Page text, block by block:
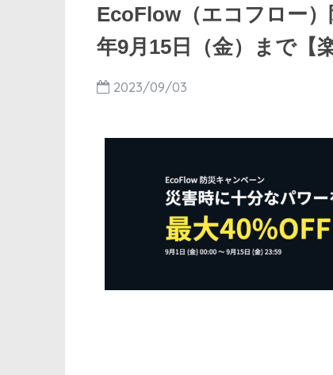
EcoFlow（エコフロー
年9月15日（金）まで【
2023/09/03